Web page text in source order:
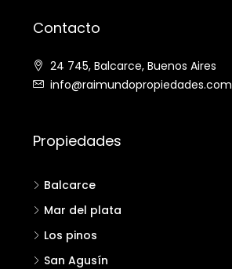
Contacto
24 745, Balcarce, Buenos Aires
info@raimundopropiedades.com
Propiedades
Balcarce
Mar del plata
Los pinos
San Agusín